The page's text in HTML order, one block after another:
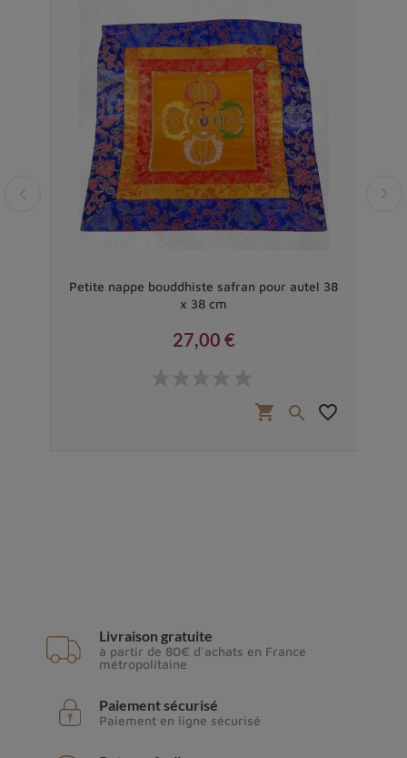
Petite nappe bouddhiste safran pour autel 38
x 38 cm
27,00 €
shopping_cart  favorite_border
Livraison gratuite
à partir de 80€ d'achats en France
métropolitaine
Paiement sécurisé
Paiement en ligne sécurisé